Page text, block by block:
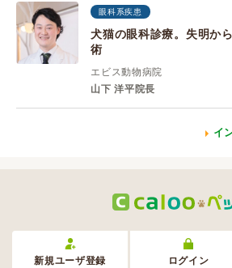
眼科系疾患
犬猫の眼科診療。失明か
術
エビス動物病院
山下 洋平院長
イ
新規ユーザ登録 ログイン